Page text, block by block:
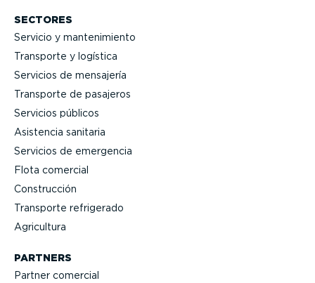
SECTORES
Servicio y mante­ni­miento
Transporte y logística
Servicios de mensajería
Transporte de pasajeros
Servicios públicos
Asistencia sanitaria
Servicios de emergencia
Flota comercial
Construcción
Transporte refrigerado
Agricultura
PARTNERS
Partner comercial